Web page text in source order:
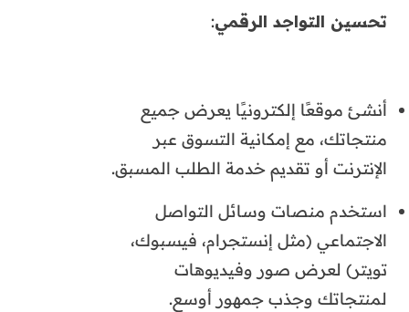
تحسين التواجد الرقمي:
أنشئ موقعًا إلكترونيًا يعرض جميع
منتجاتك، مع إمكانية التسوق عبر
الإنترنت أو تقديم خدمة الطلب المسبق.
استخدم منصات وسائل التواصل
الاجتماعي (مثل إنستجرام، فيسبوك،
تويتر) لعرض صور وفيديوهات
لمنتجاتك وجذب جمهور أوسع.